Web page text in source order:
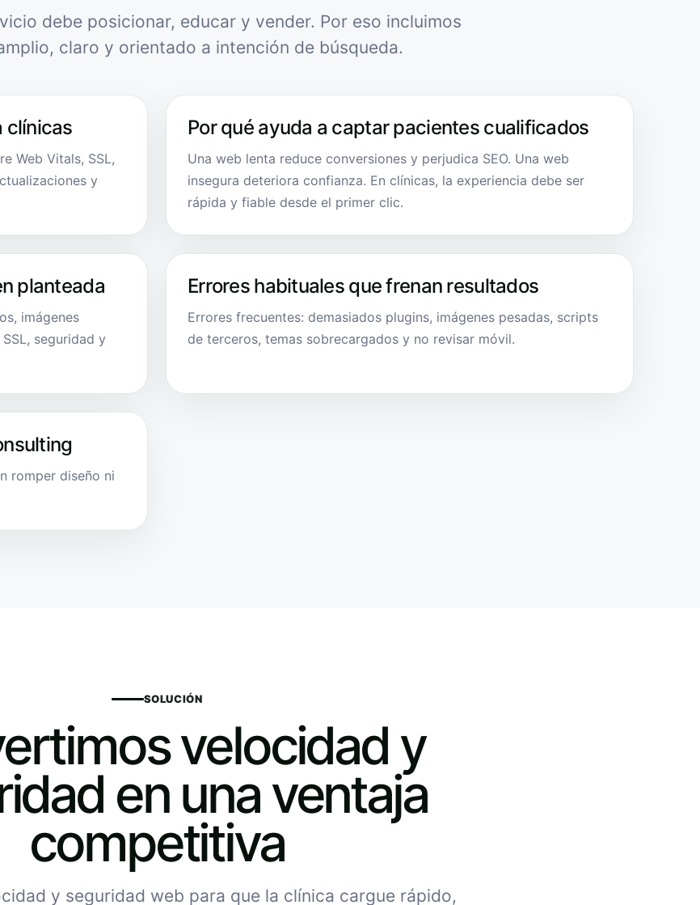
debe posicionar, educar y vender. Por eso incluimos
claro y orientado a intención de búsqueda.
clínicas
Web Vitals, SSL,
y
Por qué ayuda a captar pacientes cualificados
Una web lenta reduce conversiones y perjudica SEO. Una web
insegura deteriora confianza. En clínicas, la experiencia debe ser
rápida y fiable desde el primer clic.
planteada
imágenes
seguridad y
Errores habituales que frenan resultados
Errores frecuentes: demasiados plugins, imágenes pesadas, scripts
de terceros, temas sobrecargados y no revisar móvil.
romper diseño ni
SOLUCIÓN
velocidad y
en una ventaja
competitiva
y seguridad web para que la clínica cargue rápido,